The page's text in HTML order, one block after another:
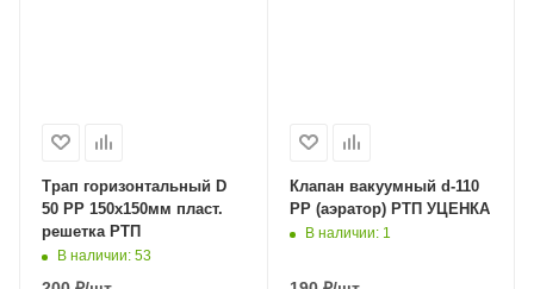
Трап горизонтальный D
50 РР 150х150мм пласт.
решетка РТП
В наличии: 53
Клапан вакуумный d-110
РР (аэратор) РТП УЦЕНКА
В наличии: 1